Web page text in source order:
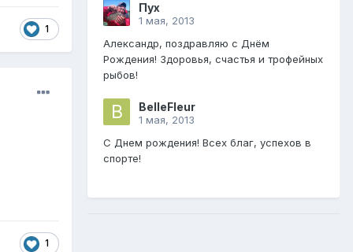
1
1
Пух
1 мая, 2013
Александр, поздравляю с Днём
Рождения! Здоровья, счастья и трофейных
рыбов!
BelleFleur
1 мая, 2013
С Днем рождения! Всех благ, успехов в
спорте!